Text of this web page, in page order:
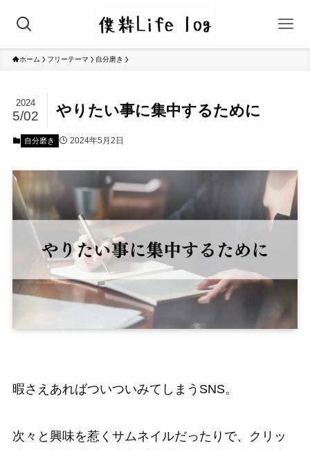
ホーム フリーテーマ 自分磨き
やりたい事に集中するために
2024
5/02
自分磨き 2024年5月2日
暇さえあればついついみてしまうSNS。
次々と興味を惹くサムネイルだったりで、クリッ